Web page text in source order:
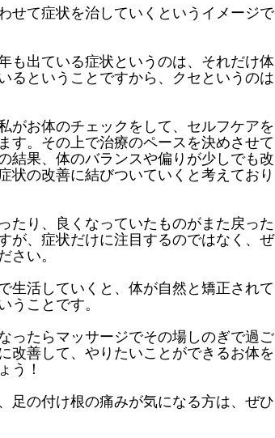
せて症状を治していくというイメージで
も出ている症状というのは、それだけ体
るということですから、クセというのは
がお体のチェックをして、セルフケアを
す。その上で治療のペースを決めさせて
結果、体のバランスや偏りが少しでも改
状の改善に結びついていくと考えており
たり、良くなっていたものがまた戻った
が、症状だけに注目するのではなく、ぜ
さい。
生活していくと、体が自然と矯正されて
うことです。
ったらマッサージでその場しのぎで過ご
改善して、やりたいことができるお体を
う！
足の付け根の痛みが気になる方は、ぜひ